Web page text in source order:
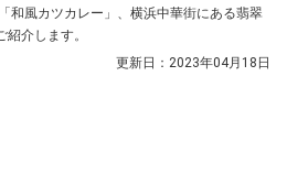
和風カツカレー」、横浜中華街にある翡翠
介します。
更新日： 2023年04月18日